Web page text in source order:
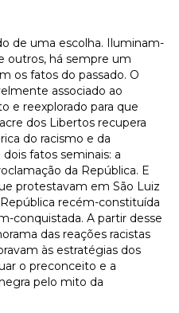
de uma escolha. Iluminam-
outros, há sempre um
os fatos do passado. O
associado ao
e reexplorado para que
dos Libertos recupera
do racismo e da
fatos seminais: a
da República. E
protestavam em São Luiz
recém-constituída
conquistada. A partir desse
das reações racistas
às estratégias dos
o preconceito e a
pelo mito da